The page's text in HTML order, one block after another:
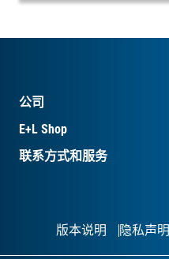
公司
E+L Shop
联系方式和服务
版本说明 隐私声明